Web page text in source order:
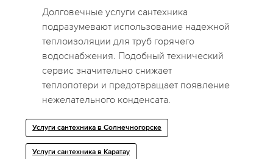
Долговечные услуги сантехника
подразумевают использование надежной
теплоизоляции для труб горячего
водоснабжения. Подобный технический
сервис значительно снижает
теплопотери и предотвращает появление
нежелательного конденсата.
Услуги сантехника в Солнечногорске
Услуги сантехника в Каратау